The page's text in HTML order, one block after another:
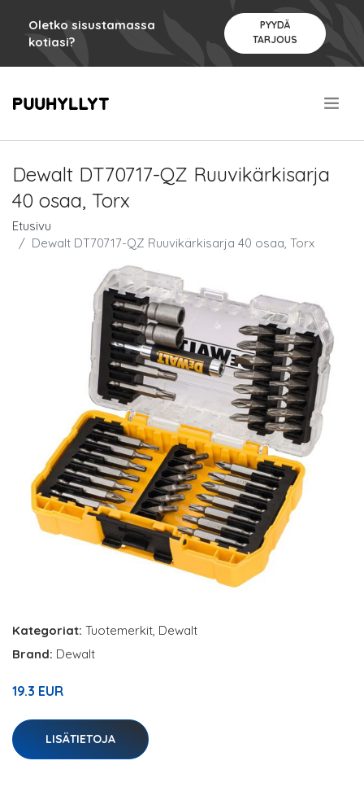
Oletko sisustamassa
kotiasi?
PYYDÄ
TARJOUS
Dewalt DT70717-QZ Ruuvikärkisarja
40 osaa, Torx
Etusivu
Dewalt DT70717-QZ Ruuvikärkisarja 40 osaa, Torx
Kategoriat: Tuotemerkit, Dewalt
Brand: Dewalt
19.3 EUR
LISÄTIETOJA